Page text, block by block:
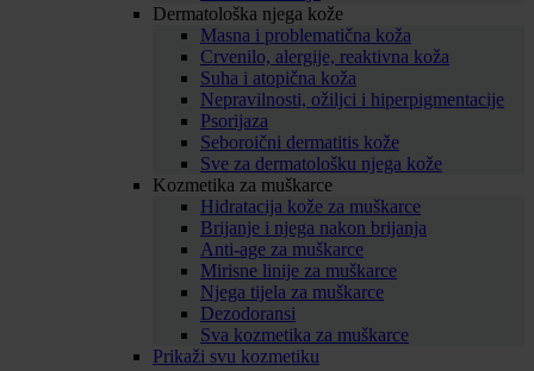
Dermatološka njega kože
Masna i problematična koža
Crvenilo, alergije, reaktivna koža
Suha i atopična koža
Nepravilnosti, ožiljci i hiperpigmentacije
Psorijaza
Seboroični dermatitis kože
Sve za dermatološku njega kože
Kozmetika za muškarce
Hidratacija kože za muškarce
Brijanje i njega nakon brijanja
Anti-age za muškarce
Mirisne linije za muškarce
Njega tijela za muškarce
Dezodoransi
Sva kozmetika za muškarce
Prikaži svu kozmetiku